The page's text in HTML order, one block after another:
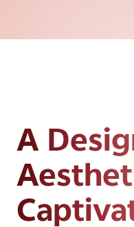
A